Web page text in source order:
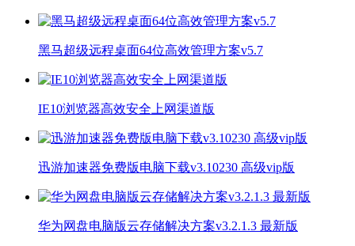
黑马超级远程桌面64位高效管理方案v5.7
IE10浏览器高效安全上网渠道版
迅游加速器免费版电脑下载v3.10230 高级vip版
华为网盘电脑版云存储解决方案v3.2.1.3 最新版